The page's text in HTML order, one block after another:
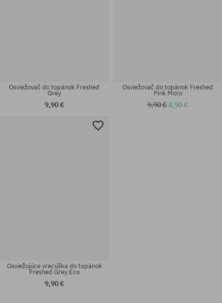
Osviežovač do topánok Freshed
Grey
9,90 €
Osviežovač do topánok Freshed
Pink Moro
9,90 €8,90 €
Osviežujúce vrecúška do topánok
Freshed Grey Eco
9,90 €